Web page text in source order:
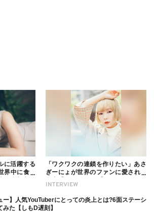
に活躍する
中に食べ
INTERVIEW
「ワクワクの連鎖を作りたい」あさ
ぎーにょが世界のファンに愛される
ー】人気YouTuberにとっての炎上とは?6面ステーシ
みた【しもD遅刻】